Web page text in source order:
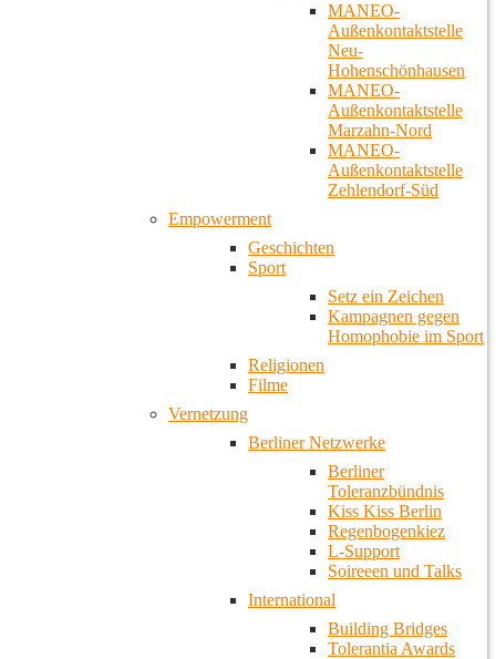
MANEO-
Außenkontaktstelle
Neu-
Hohenschönhausen
MANEO-
Außenkontaktstelle
Marzahn-Nord
MANEO-
Außenkontaktstelle
Zehlendorf-Süd
Empowerment
Geschichten
Sport
Setz ein Zeichen
Kampagnen gegen
Homophobie im Sport
Religionen
Filme
Vernetzung
Berliner Netzwerke
Berliner
Toleranzbündnis
Kiss Kiss Berlin
Regenbogenkiez
L-Support
Soireeen und Talks
International
Building Bridges
Tolerantia Awards